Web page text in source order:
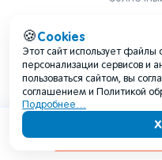
Июль 2026 для
Для жителей Казани
следить за жарой,
ночи квартиры на
🍪Cookies
Этот сайт использует
персонализации сервисов и
пользоваться сайтом, вы
соглашением и Политикой
Подробнее…